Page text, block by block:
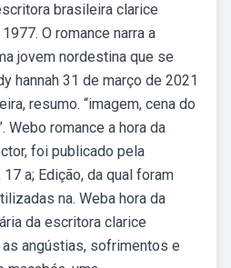
brasileira clarice
O romance narra a
jovem nordestina que se
hannah 31 de março de 2021
resumo. “imagem, cena do
Webo romance a hora da
foi publicado pela
a; Edição, da qual foram
na. Weba hora da
da escritora clarice
angústias, sofrimentos e